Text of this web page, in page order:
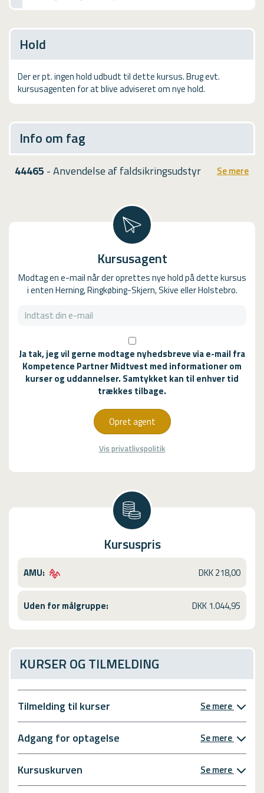
USMA
Videoguides
Hold
Der er pt. ingen hold udbudt til dette kursus. Brug evt.
kursusagenten for at blive adviseret om nye hold.
Info om fag
44465 - Anvendelse af faldsikringsudstyr Se mere
Kursusagent
Modtag en e-mail når der oprettes nye hold på dette kursus
i enten Herning, Ringkøbing-Skjern, Skive eller Holstebro.
Ja tak, jeg vil gerne modtage nyhedsbreve via e-mail fra
Kompetence Partner Midtvest med informationer om
kurser og uddannelser. Samtykket kan til enhver tid
trækkes tilbage.
Opret agent
Vis privatlivspolitik
Kursuspris
AMU: DKK 218,00
Uden for målgruppe: DKK 1.044,95
KURSER OG TILMELDING
Tilmelding til kurser Se mere
Adgang for optagelse Se mere
Kursuskurven Se mere